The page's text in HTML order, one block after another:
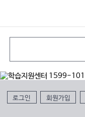
로그인 회원가입